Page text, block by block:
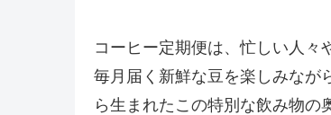
コーヒー定期便は、忙しい人々
毎月届く新鮮な豆を楽しみなが
ら生まれたこの特別な飲み物の